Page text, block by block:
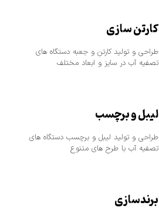
کارتن سازی
طراحی و تولید کارتن و جعبه دستگاه های
تصفیه آب در سایز و ابعاد مختلف
لیبل و برچسب
طراحی و تولید لیبل و برچسب دستگاه های
تصفیه آب با طرح های متنوع
برندسازی